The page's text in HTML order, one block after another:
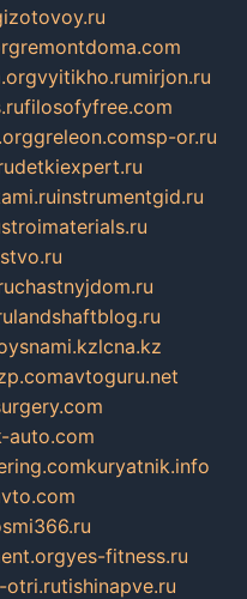
remontdoma.com
vyitikho.rumirjon.ru
filosofyfree.com
greleon.comsp-or.ru
detkiexpert.ru
instrumentgid.ru
stroimaterials.ru
chastnyjdom.ru
landshaftblog.ru
lcna.kz
avtoguru.net
auto.com
kuryatnik.info
smi366.ru
yes-fitness.ru
otri.rutishinapve.ru